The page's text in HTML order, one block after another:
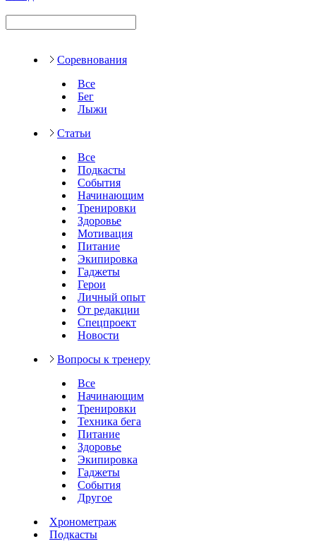
Соревнования
Все
Бег
Лыжи
Статьи
Все
Подкасты
События
Начинающим
Тренировки
Здоровье
Мотивация
Питание
Экипировка
Гаджеты
Герои
Личный опыт
От редакции
Спецпроект
Новости
Вопросы к тренеру
Все
Начинающим
Тренировки
Техника бега
Питание
Здоровье
Экипировка
Гаджеты
События
Другое
Хронометраж
Подкасты